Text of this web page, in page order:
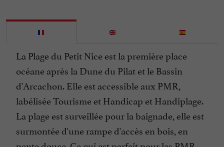
La Plage du Petit Nice est la première place
océane après la Dune du Pilat et le Bassin
d'Arcachon. Elle est accessible aux PMR,
labélisée Tourisme et Handicap et Handiplage.
La plage est surveillée pour la baignade, elle est
surmontée d'une rampe d'accès en bois, en